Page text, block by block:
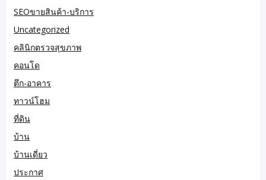
SEOขายสินค้า-บริการ
Uncategorized
คลินิกตรวจสุขภาพ
คอนโด
ตึก-อาคาร
ทาวน์โฮม
ที่ดิน
บ้าน
บ้านเดี่ยว
ประกาศ